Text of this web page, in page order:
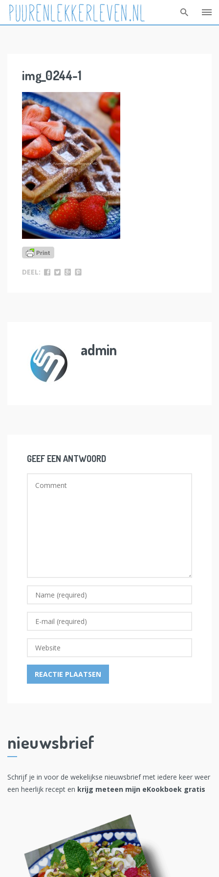
img_0244-1
DEEL:
admin
GEEF EEN ANTWOORD
nieuwsbrief
Schrijf je in voor de wekelijkse nieuwsbrief met iedere keer weer
een heerlijk recept en krijg meteen mijn eKookboek gratis